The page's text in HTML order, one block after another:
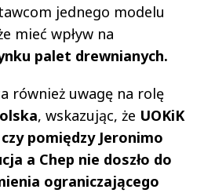
jednego modelu
mieć wpływ na
palet drewnianych.
również uwagę na rolę
, wskazując, że UOKiK
pomiędzy Jeronimo
a Chep nie doszło do
ograniczającego